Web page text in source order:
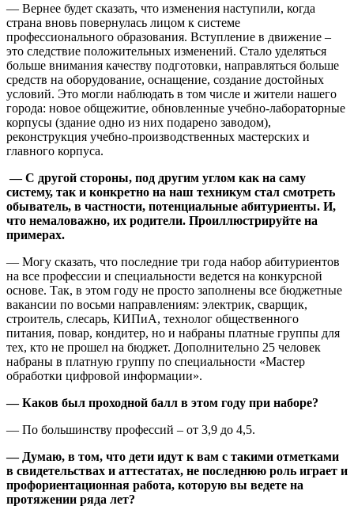
— Вернее будет сказать, что изменения наступили, когда
страна вновь повернулась лицом к системе
профессионального образования. Вступление в движение –
это следствие положительных изменений. Стало уделяться
больше внимания качеству подготовки, направляться больше
средств на оборудование, оснащение, создание достойных
условий. Это могли наблюдать в том числе и жители нашего
города: новое общежитие, обновленные учебно-лабораторные
корпусы (здание одно из них подарено заводом),
реконструкция учебно-производственных мастерских и
главного корпуса.
— С другой стороны, под другим углом как на саму
систему, так и конкретно на наш техникум стал смотреть
обыватель, в частности, потенциальные абитуриенты. И,
что немаловажно, их родители. Проиллюстрируйте на
примерах.
— Могу сказать, что последние три года набор абитуриентов
на все профессии и специальности ведется на конкурсной
основе. Так, в этом году не просто заполнены все бюджетные
вакансии по восьми направлениям: электрик, сварщик,
строитель, слесарь, КИПиА, технолог общественного
питания, повар, кондитер, но и набраны платные группы для
тех, кто не прошел на бюджет. Дополнительно 25 человек
набраны в платную группу по специальности «Мастер
обработки цифровой информации».
— Каков был проходной балл в этом году при наборе?
— По большинству профессий – от 3,9 до 4,5.
— Думаю, в том, что дети идут к вам с такими отметками
в свидетельствах и аттестатах, не последнюю роль играет и
профориентационная работа, которую вы ведете на
протяжении ряда лет?